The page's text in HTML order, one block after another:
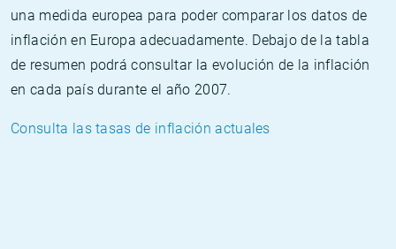
una medida europea para poder comparar los datos de
inflación en Europa adecuadamente. Debajo de la tabla
de resumen podrá consultar la evolución de la inflación
en cada país durante el año 2007.
Consulta las tasas de inflación actuales